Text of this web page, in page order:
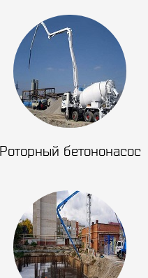
Роторный бетононасос